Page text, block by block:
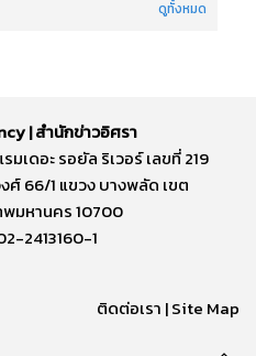
ดูทั้งหมด
| สำนักข่าวอิศรา
มเดอะ รอยัล ริเวอร์ เลขที่ 219
66/1 แขวง บางพลัด เขต
มหานคร 10700
2413160-1
ติดต่อเรา |Site Map